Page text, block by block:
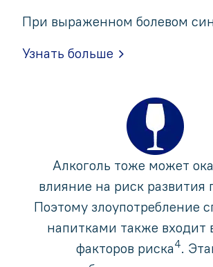
При выраженном болевом
Узнать больше
Алкоголь тоже может
влияние на риск развития
Поэтому злоупотребление
напитками также входит
факторов риска4.